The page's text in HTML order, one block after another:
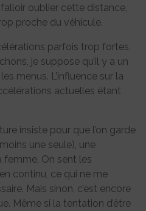
oublier cette distance,
proche du véhicule.
parfois trop fortes,
je suppose qu’il y a un
menus. L’influence sur la
actuelles étant
insiste pour que l’on garde
une seule), une
femme. On sent les
continu, ce qui ne me
Mais sinon, c’est encore
Même si la tentation d’être